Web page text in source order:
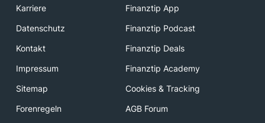
Karriere
Finanztip App
Datenschutz
Finanztip Podcast
Kontakt
Finanztip Deals
Impressum
Finanztip Academy
Sitemap
Cookies & Tracking
Forenregeln
AGB Forum